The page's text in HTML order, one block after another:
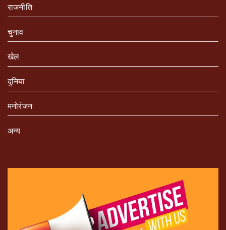
राजनीति
चुनाव
खेल
दुनिया
मनोरंजन
अन्य